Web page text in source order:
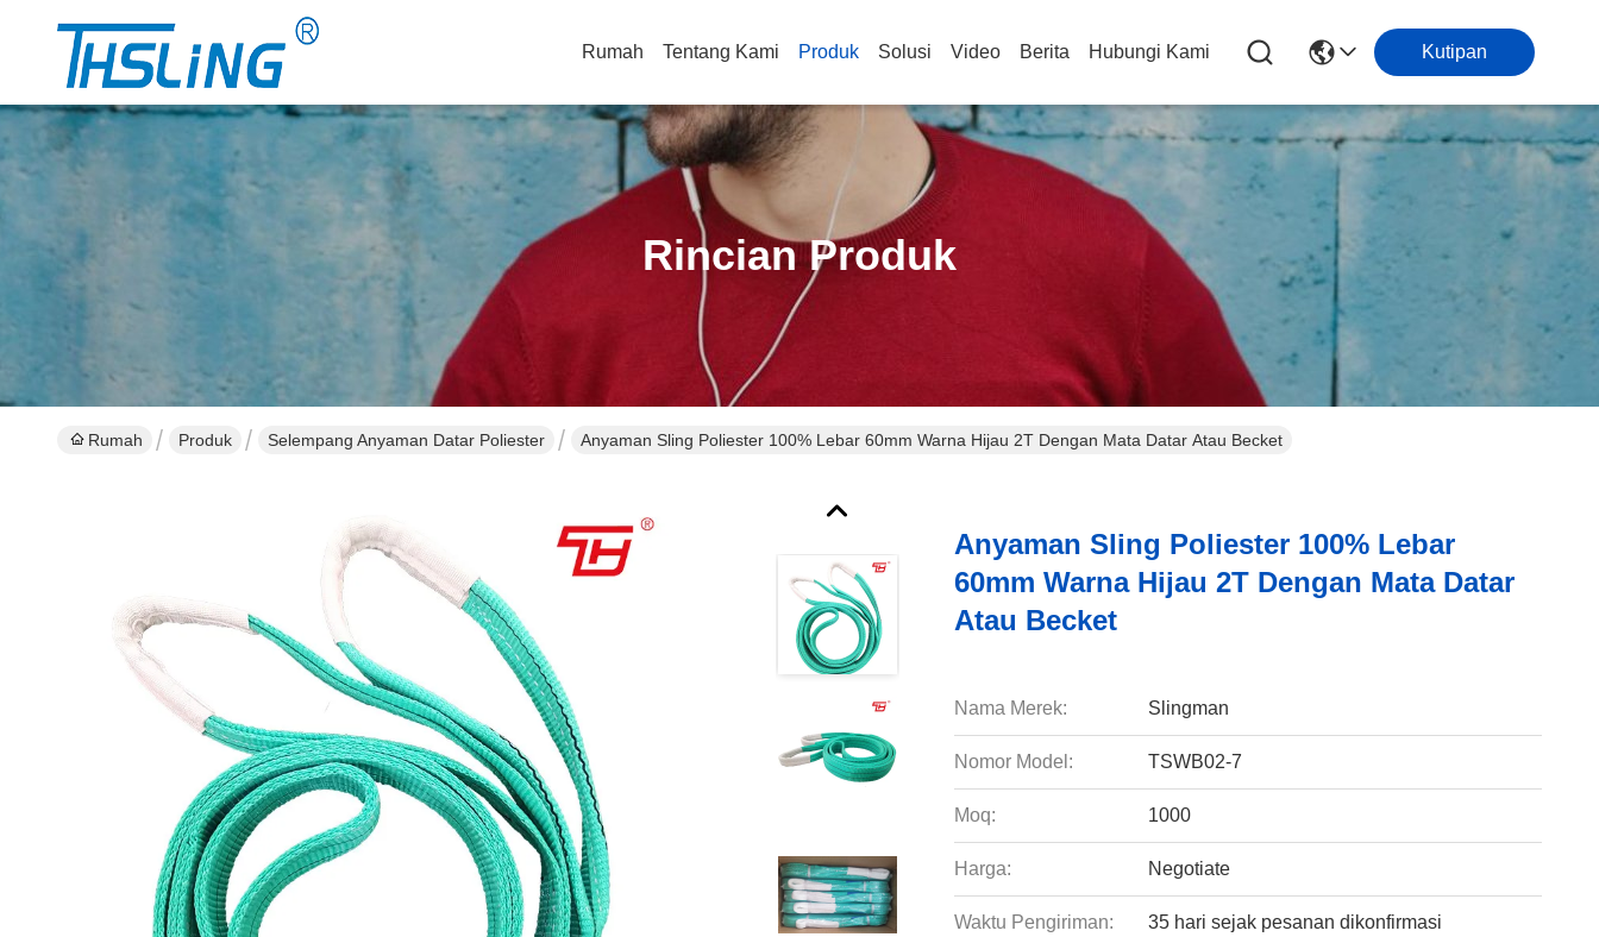
Rumah Tentang Kami Produk Solusi Video Berita Hubungi Kami Kutipan
Rincian Produk
Rumah Produk Selempang Anyaman Datar Poliester Anyaman Sling Poliester 100% Lebar 60mm Warna Hijau 2T Dengan Mata Datar Atau Becket
Anyaman Sling Poliester 100% Lebar
60mm Warna Hijau 2T Dengan Mata Datar
Atau Becket
Nama Merek: Slingman
Nomor Model: TSWB02-7
Moq: 1000
Harga: Negotiate
Waktu Pengiriman: 35 hari sejak pesanan dikonfirmasi